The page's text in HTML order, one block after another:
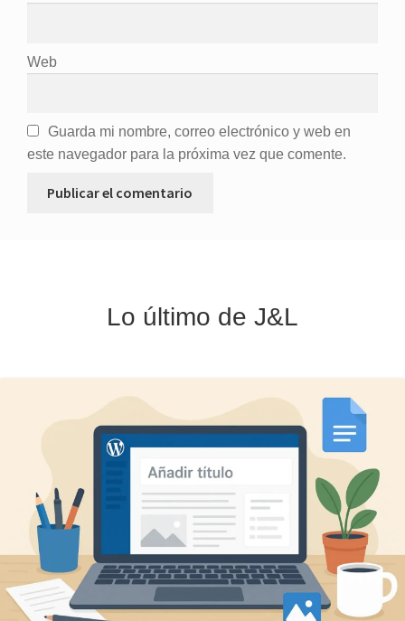
Web
Guarda mi nombre, correo electrónico y web en
este navegador para la próxima vez que comente.
Lo último de J&L